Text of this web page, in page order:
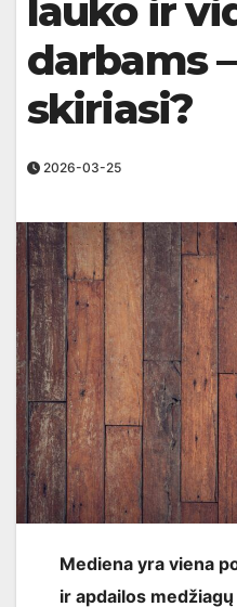
lauko ir
darbams
skiriasi?
2026-03-25
Mediena yra viena
ir apdailos